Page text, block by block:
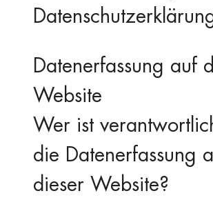
Datenerfassung auf
Website
Wer ist
die Datenerfassung
dieser Website?